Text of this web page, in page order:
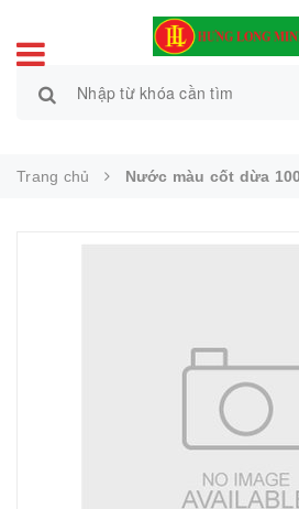
Trang chủ Nước màu cốt dừa